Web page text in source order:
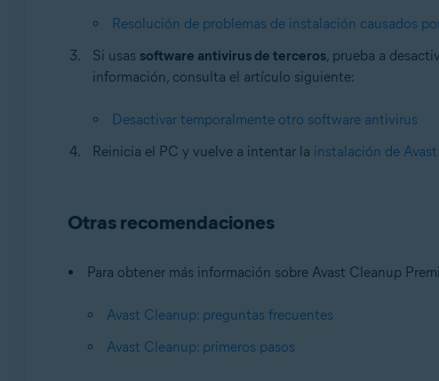
Resolución de problemas de instalación causados
Si usas software antivirus de terceros, prueba a
información, consulta el artículo siguiente:
Desactivar temporalmente otro software antivirus
Reinicia el PC y vuelve a intentar la instalación de
Otras recomendaciones
Para obtener más información sobre Avast Cleanup
Avast Cleanup: preguntas frecuentes
Avast Cleanup: primeros pasos